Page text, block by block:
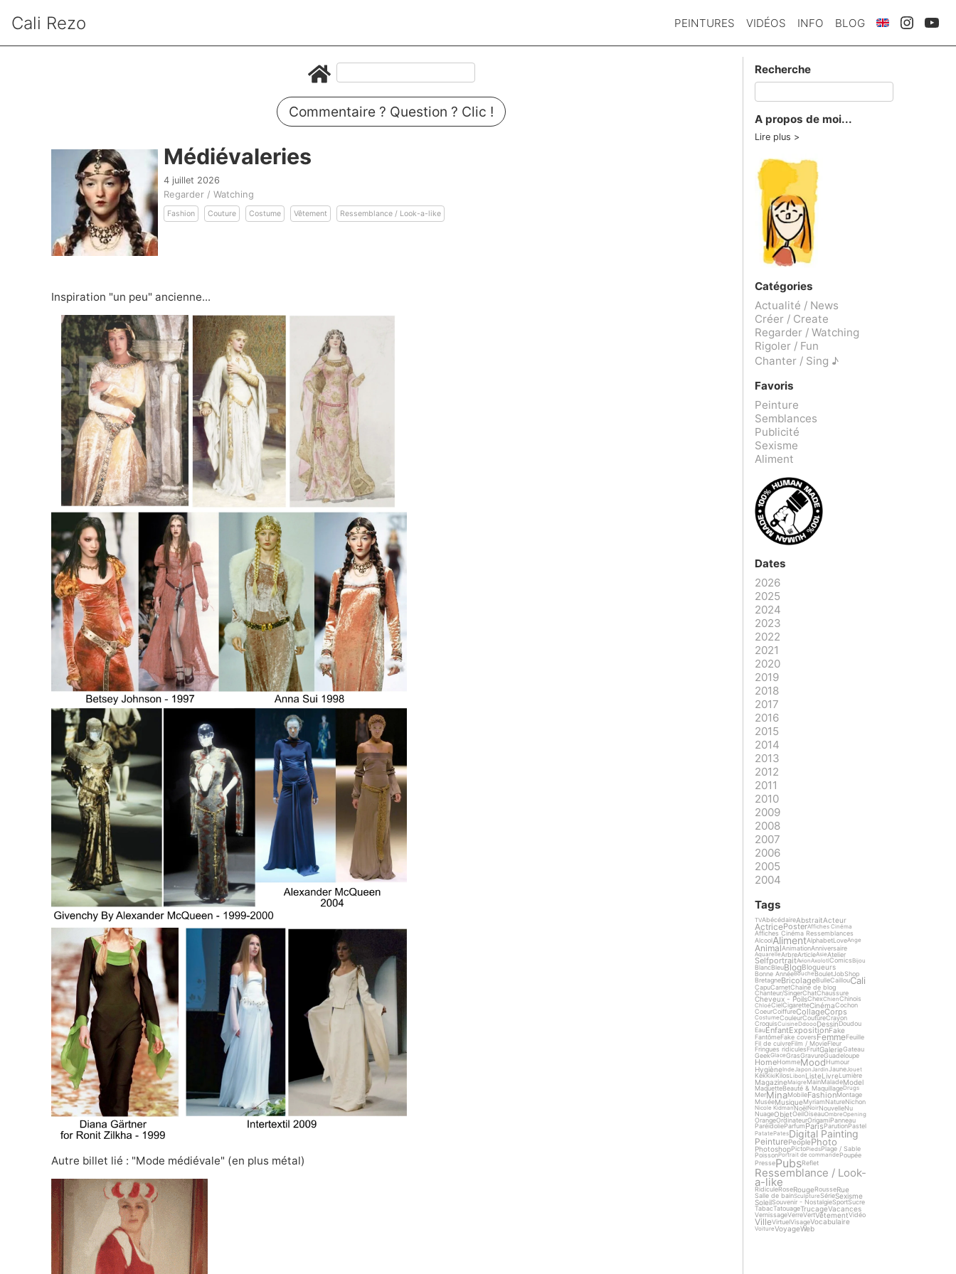
Cali Rezo PEINTURES VIDÉOS INFO BLOG
Commentaire ? Question ? Clic !
Médiévaleries
4 juillet 2026
Regarder / Watching
Fashion Couture Costume Vêtement Ressemblance / Look-a-like
Inspiration "un peu" ancienne...
Autre billet lié : "Mode médiévale" (en plus métal)
Recherche
A propos de moi...
Lire plus
Catégories
Actualité / News
Créer / Create
Regarder / Watching
Rigoler / Fun
Chanter / Sing ♪
Favoris
Peinture
Semblances
Publicité
Sexisme
Aliment
Dates
2026
2025
2024
2023
2022
2021
2020
2019
2018
2017
2016
2015
2014
2013
2012
2011
2010
2009
2008
2007
2006
2005
2004
Tags
TVAbécédaireAbstraitActeur
ActricePosterAffiches Cinéma
Affiches Cinéma Ressemblances
AlcoolAlimentAlphabetLoveAnge
AnimalAnimationAnniversaire
AquarelleArbreArticleAsieAtelier
SelfportraitAvionAxolotlComicsBijou
BlancBleuBlogBlogueurs
Bonne AnnéeBoucheBouletJobShop
BretagneBricolageBulleCaillouCali
CapuCarnetChaine de blog
Chanteur/SingerChatChaussure
Cheveux - PoilsChexChienChinois
ChloéCielCigaretteCinémaCochon
CoeurCoiffureCollageCorps
CostumeCouleurCoutureCrayon
CroquisCuisineDdoooDessinDoudou
EauEnfantExpositionFake
FantômeFake coversFemmeFeuille
Fil de cuivreFilm / MovieFleur
Fringues ridiculesFruitGalerieGateau
GeekGlaceGrasGravureGuadeloupe
HomeHommeMoodHumour
HygièneInde Japon JardinJaune Jouet
KekKikiKilosLibon ListeLivreLumière
MagazineMaigre MainMaladeModel
MaquetteBeauté & MaquillageDrugs
MerMinaMobileFashionMontage
MuséeMusiqueMyriamNatureNichon
Nicole KidmanNoëlNoirNouvelleNu
NuageObjetOeilOiseauOmbreOpening
OrangeOrdinateurOrigamiPanneau
ParéidolieParfumParisParutionPastel
PatatePatesDigital Painting
PeinturePeoplePhoto
PhotoshopPictoPiedsPlage / Sable
PoissonPortrait de commande Poupée
PressePubsReflet
Ressemblance / Look-
a-like
RidiculeRoseRougeRousseRue
Salle de bainSculptureSérieSexisme
SoleilSouvenir - NostalgieSportSucre
TabacTatouageTrucageVacances
VernissageVerreVertVêtementVidéo
VilleVirtuelVisageVocabulaire
VoitureVoyageWeb